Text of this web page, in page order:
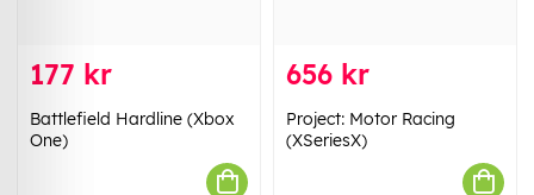
177 kr
Battlefield Hardline (Xbox
One)
656 kr
Project: Motor Racing
(XSeriesX)